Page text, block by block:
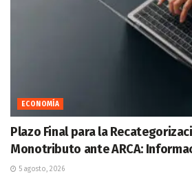
ECONOMÍA
Plazo Final para la
Monotributo ante ARCA:
5 agosto, 2026